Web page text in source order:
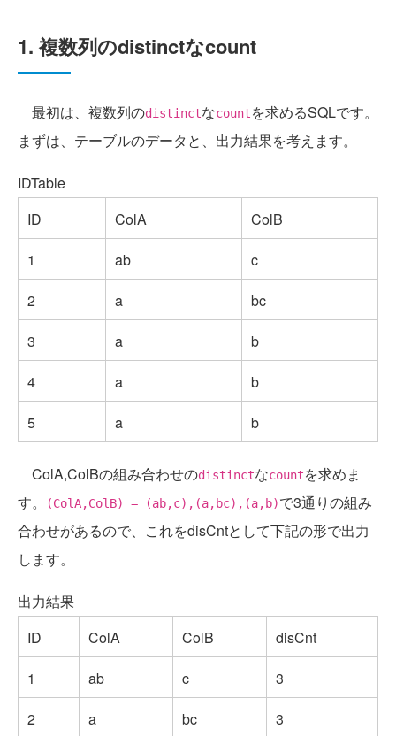
1. 複数列のdistinctなcount
最初は、複数列のdistinctなcountを求めるSQLです。
まずは、テーブルのデータと、出力結果を考えます。
IDTable
ID
ColA
ColB
1
ab
c
2
a
bc
3
a
b
4
a
b
5
a b
ColA,ColBの組み合わせのdistinctなcountを求めま
す。
(ColA,ColB) = (ab,c),(a,bc),(a,b)で3通りの組み
合わせがあるので、これをdisCntとして下記の形で出力
します。
出力結果
ID
ColA ColB
disCnt
1
ab c
3
2
a bc
3